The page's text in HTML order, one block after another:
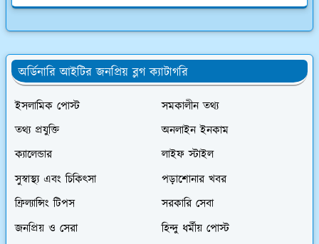
অর্ডিনারি আইটির জনপ্রিয় ব্লগ ক্যাটাগরি
ইসলামিক পোস্ট
সমকালীন তথ্য
তথ্য প্রযুক্তি
অনলাইন ইনকাম
ক্যালেন্ডার
লাইফ স্টাইল
সুস্বাস্থ্য এবং চিকিৎসা
পড়াশোনার খবর
ফ্রিল্যান্সিং টিপস
সরকারি সেবা
জনপ্রিয় ও সেরা
হিন্দু ধর্মীয় পোস্ট